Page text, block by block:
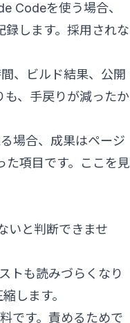
Codeを使う場合、
します。採用されな
、ビルド結果、公開
も、手戻りが減ったか
場合、成果はページ
た項目です。ここを見
いと判断できませ
トも読みづらくなり
します。
です。責めるためで